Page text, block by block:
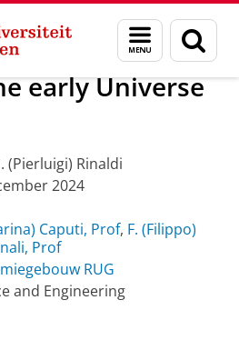
Menu
en
zoeken
Promoties
early Universe
(Pierluigi) Rinaldi
2024
Caputi, Prof, F. (Filippo)
Prof
RUG
and Engineering